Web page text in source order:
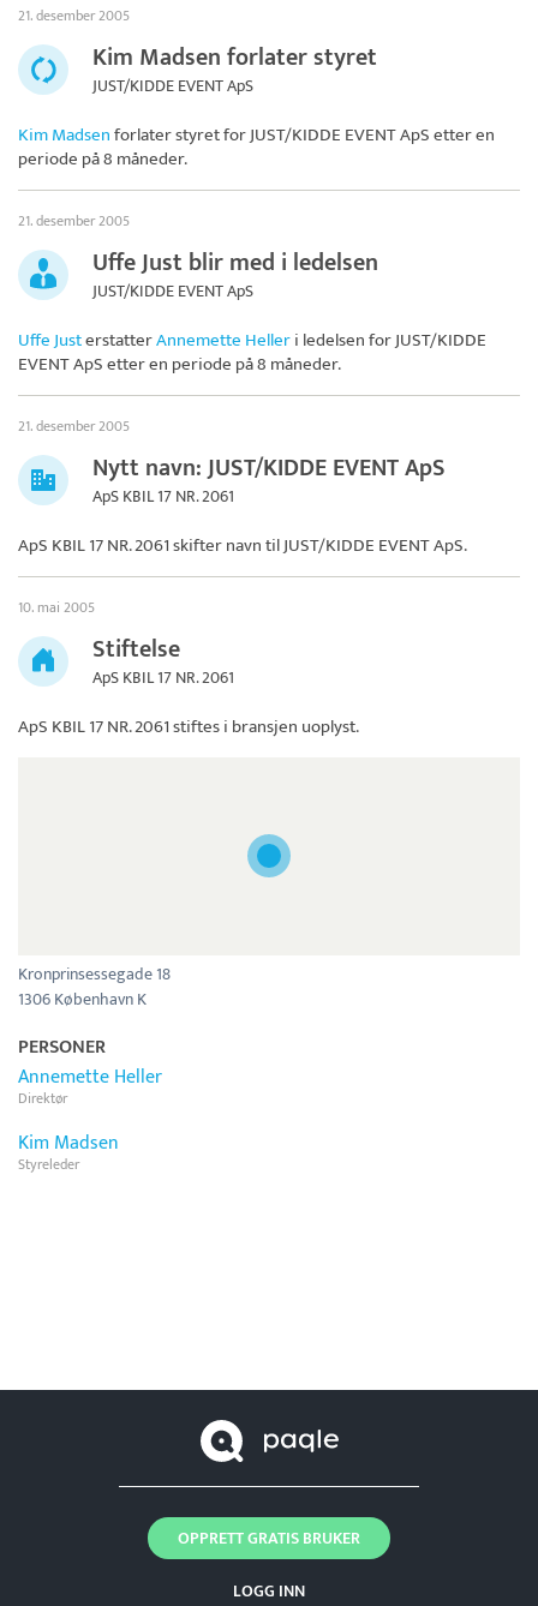
21. desember 2005
Kim Madsen forlater styret
JUST/KIDDE EVENT ApS
Kim Madsenforlater styret forJUST/KIDDE EVENT ApSetter en
periode på 8 måneder.
21. desember 2005
Uffe Just blir med i ledelsen
JUST/KIDDE EVENT ApS
Uffe JusterstatterAnnemette Helleri ledelsen forJUST/KIDDE
EVENT ApSetter en periode på 8 måneder.
21. desember 2005
Nytt navn: JUST/KIDDE EVENT ApS
ApS KBIL 17 NR. 2061
ApS KBIL 17 NR. 2061 skifter navn tilJUST/KIDDE EVENT ApS.
10. mai 2005
Stiftelse
ApS KBIL 17 NR. 2061
ApS KBIL 17 NR. 2061stiftes i bransjen uoplyst.
Kronprinsessegade 18
1306 København K
PERSONER
Annemette Heller
Direktør
Kim Madsen
Styreleder
LOGG INN
OPPRETT GRATIS BRUKER